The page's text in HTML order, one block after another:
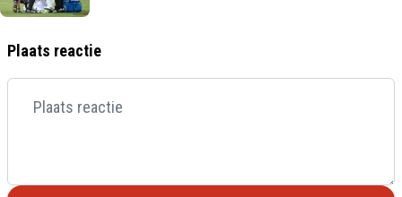
Plaats reactie